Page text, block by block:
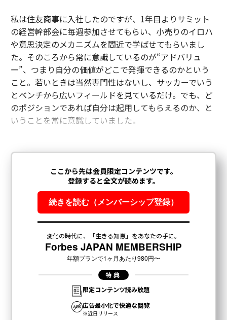
私は住友商事に入社したのですが、1年目よりサミット
の経営幹部会に毎週参加させてもらい、小売りのイロハ
や意思決定のメカニズムを間近で学ばせてもらいまし
た。そのころから常に意識しているのが“アドバリュ
ー”、つまり自分の価値がどこで発揮できるのかという
こと。若いときは当然専門性はないし、サッカーでいう
とベンチから広いフィールドを見ているだけ。でも、ど
のポジションであれば自分は起用してもらえるのか、と
いうことを常に意識していました。